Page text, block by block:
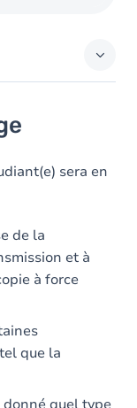
sera en
de la
et à
à force
que la